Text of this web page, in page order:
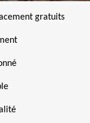
gratuits